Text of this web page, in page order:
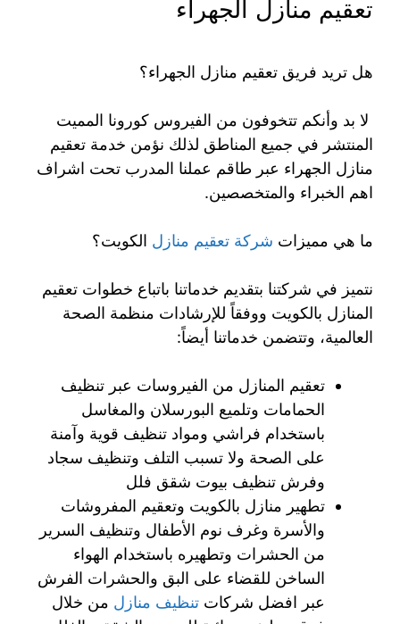
تعقيم منازل الجهراء
هل تريد فريق تعقيم منازل الجهراء؟
لا بد وأنكم تتخوفون من الفيروس كورونا المميت
المنتشر في جميع المناطق لذلك نؤمن خدمة تعقيم
منازل الجهراء عبر طاقم عملنا المدرب تحت اشراف
اهم الخبراء والمتخصصين.
ما هي مميزات شركة تعقيم منازل الكويت؟
نتميز في شركتنا بتقديم خدماتنا باتباع خطوات تعقيم
المنازل بالكويت ووفقاً للإرشادات منظمة الصحة
العالمية، وتتضمن خدماتنا أيضاً:
تعقيم المنازل من الفيروسات عبر تنظيف
الحمامات وتلميع البورسلان والمغاسل
باستخدام فراشي ومواد تنظيف قوية وآمنة
على الصحة ولا تسبب التلف وتنظيف سجاد
وفرش تنظيف بيوت شقق فلل
تطهير منازل بالكويت وتعقيم المفروشات
والأسرة وغرف نوم الأطفال وتنظيف السرير
من الحشرات وتطهيره باستخدام الهواء
الساخن للقضاء على البق والحشرات الفرش
عبر افضل شركات تنظيف منازل من خلال